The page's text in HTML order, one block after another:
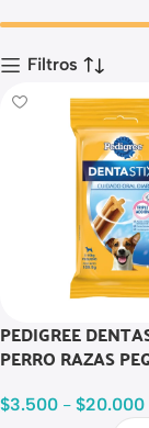
Filtros
PEDIGREE
PERRO RAZAS
$3.500 - $20.000